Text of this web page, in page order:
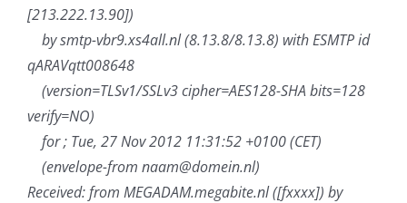
[213.222.13.90])
by smtp-vbr9.xs4all.nl (8.13.8/8.13.8) with ESMTP id
qARAVqtt008648
(version=TLSv1/SSLv3 cipher=AES128-SHA bits=128
verify=NO)
for; Tue, 27 Nov 2012 11:31:52 +0100 (CET)
(envelope-from naam@domein.nl)
Received: from MEGADAM.megabite.nl ([fxxxx]) by